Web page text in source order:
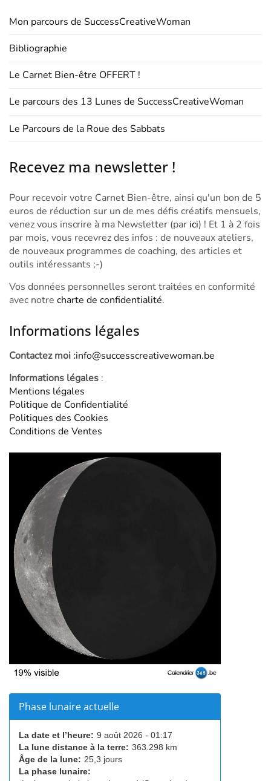
Mon parcours de SuccessCreativeWoman
Bibliographie
Le Carnet Bien-être OFFERT !
Le parcours des 13 Lunes de SuccessCreativeWoman
Le Parcours de la Roue des Sabbats
Recevez ma newsletter !
Pour recevoir votre Carnet Bien-être, ainsi qu'un bon de 5
euros de réduction sur un de mes défis créatifs mensuels,
venez vous inscrire à ma Newsletter (par ici) ! Et 1 à 2 fois
par mois, vous recevrez des infos : de nouveaux ateliers,
de nouveaux programmes de coaching, des articles et
outils intéressants ;-)
Vos données personnelles seront traitées en conformité
avec notre charte de confidentialité.
Informations légales
Contactez moi :info@successcreativewoman.be
Informations légales :
Mentions légales
Politique de Confidentialité
Politiques des Cookies
Conditions de Ventes
Phase lunaire actuelle
La date et l’heure: 9 août 2026 - 01:17
La lune distance à la terre: 363.298 km
Âge de la lune: 25,3 jours
La phase lunaire: